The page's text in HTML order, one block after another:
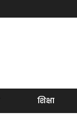
शिक्षा